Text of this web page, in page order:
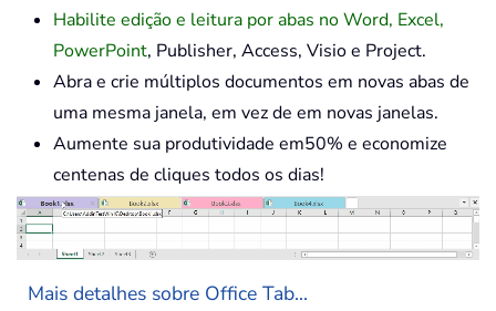
Habilite edição e leitura por abas no Word, Excel,
PowerPoint, Publisher, Access, Visio e Project.
Abra e crie múltiplos documentos em novas abas de
uma mesma janela, em vez de em novas janelas.
Aumente sua produtividade em50% e economize
centenas de cliques todos os dias!
Mais detalhes sobre Office Tab...